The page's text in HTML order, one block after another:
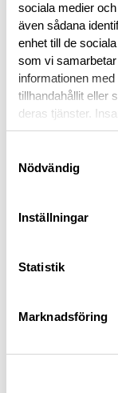
sociala medier
även sådana
enhet till de
som vi
informationen
tillhandahållit eller
deras tjänster.
personuppgifter
Nödvändig
Inställningar
Statistik
Marknadsföring
RECENSIONER
OM VARUMÄRKET
RYGGSÄCKAR
TASMANIAN TIGER